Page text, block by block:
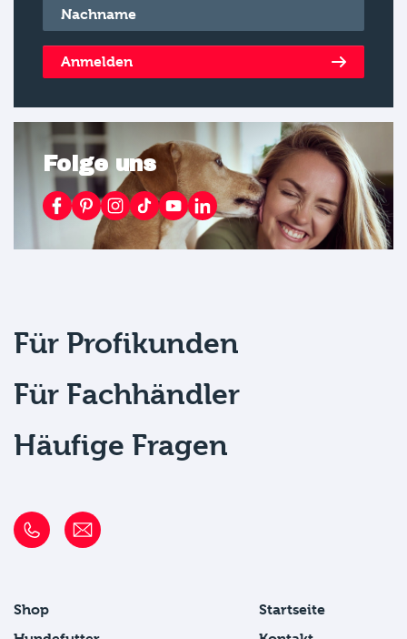
Nachname*
Anmelden
Folge uns
Für Profikunden
Für Fachhändler
Häufige Fragen
Shop
Startseite